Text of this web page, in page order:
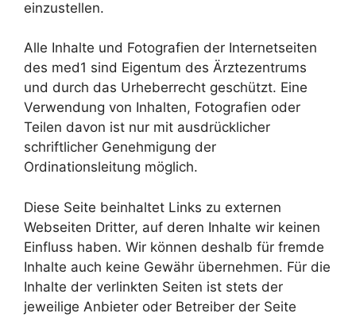
einzustellen.
Alle Inhalte und Fotografien der Internetseiten
des med1 sind Eigentum des Ärztezentrums
und durch das Urheberrecht geschützt. Eine
Verwendung von Inhalten, Fotografien oder
Teilen davon ist nur mit ausdrücklicher
schriftlicher Genehmigung der
Ordinationsleitung möglich.
Diese Seite beinhaltet Links zu externen
Webseiten Dritter, auf deren Inhalte wir keinen
Einfluss haben. Wir können deshalb für fremde
Inhalte auch keine Gewähr übernehmen. Für die
Inhalte der verlinkten Seiten ist stets der
jeweilige Anbieter oder Betreiber der Seite